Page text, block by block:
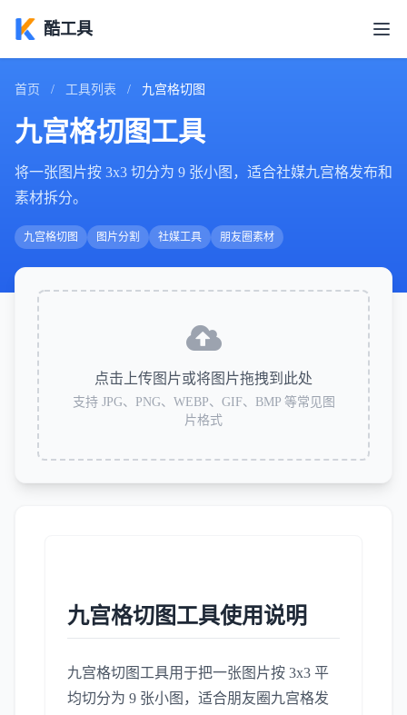
酷工具
首页 / 工具列表 / 九宫格切图
九宫格切图工具
将一张图片按 3x3 切分为 9 张小图，适合社媒九宫格发布和
素材拆分。
九宫格切图 图片分割 社媒工具 朋友圈素材
点击上传图片或将图片拖拽到此处
支持 JPG、PNG、WEBP、GIF、BMP 等常见图
片格式
九宫格切图工具使用说明
九宫格切图工具用于把一张图片按 3x3 平
均切分为 9 张小图，适合朋友圈九宫格发